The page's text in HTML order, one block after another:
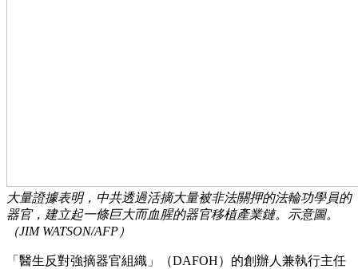
大量證據表明，中共透過活摘大量被非法關押的法輪功學員的
器官，建立起一條巨大而血腥的器官移植產業鏈。示意圖。
（JIM WATSON/AFP）
「醫生反對強摘器官組織」（DAFOH）的創辦人兼執行主任